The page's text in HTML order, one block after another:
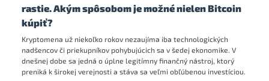
rastie. Akým spôsobom je možné nielen Bitcoin
kúpiť?
Kryptomena už niekoľko rokov nezaujíma iba technologických
nadšencov či priekupníkov pohybujúcich sa v šedej ekonomike. V
dnešnej dobe sa jedná o úplne legitímny finančný nástroj, ktorý
preniká k širokej verejnosti a stáva sa veľmi obľúbenou investíciou.